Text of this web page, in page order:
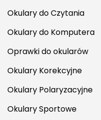
Okulary do Czytania
Okulary do Komputera
Oprawki do okularów
Okulary Korekcyjne
Okulary Polaryzacyjne
Okulary Sportowe